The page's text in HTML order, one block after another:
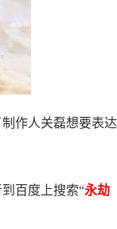
作人关磊想要表达
百度上搜索“永劫